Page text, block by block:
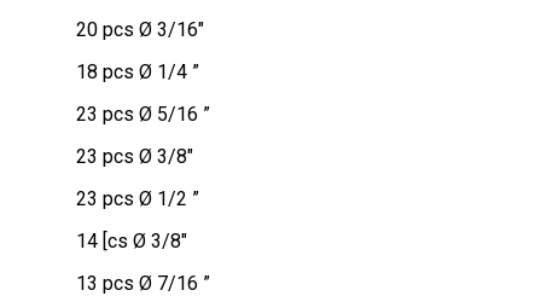
20 pcs Ø 3/16″
18 pcs Ø 1/4 ”
23 pcs Ø 5/16 ”
23 pcs Ø 3/8″
23 pcs Ø 1/2 ”
14 [cs Ø 3/8″
13 pcs Ø 7/16 ”